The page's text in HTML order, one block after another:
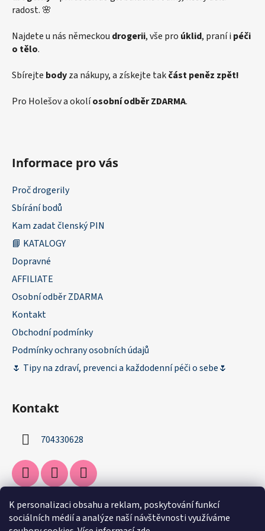
K personalizaci obsahu a reklam, poskytování funkcí
sociálních médií a analýze naší návštěvnosti využíváme
radost. 🌸
Najdete u nás německou drogerii, vše pro úklid, praní i péči
o tělo.
Sbírejte bodyza nákupy, a získejte takčást peněz zpět!
Pro Holešov a okolíosobní odběr ZDARMA.
Informace pro vás
Proč drogerily
Sbírání bodů
Kam zadat členský PIN
📘 KATALOGY
Dopravné
AFFILIATE
Osobní odběr ZDARMA
Kontakt
Obchodní podmínky
Podmínky ochrany osobních údajů
🌷 Tipy na zdraví, prevenci a každodenní péči o sebe🌷
Kontakt
704330628
Facebook